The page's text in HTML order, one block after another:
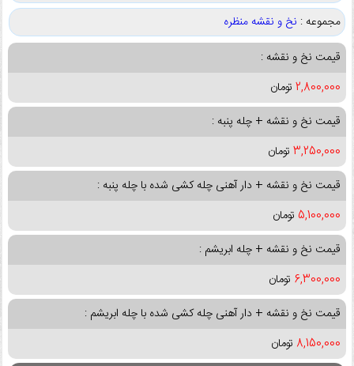
مجموعه : نخ و نقشه منظره
قیمت نخ و نقشه :
2,800,000 تومان
قیمت نخ و نقشه + چله پنبه :
3,250,000 تومان
قیمت نخ و نقشه + دار آهنی چله کشی شده با چله پنبه :
5,100,000 تومان
قیمت نخ و نقشه + چله ابریشم :
6,300,000 تومان
قیمت نخ و نقشه + دار آهنی چله کشی شده با چله ابریشم :
8,150,000 تومان